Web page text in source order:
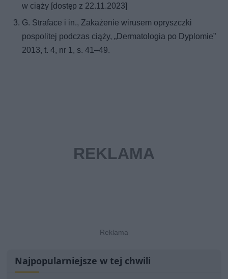
w ciąży [dostęp z 22.11.2023]
G. Straface i in., Zakażenie wirusem opryszczki
pospolitej podczas ciąży, „Dermatologia po Dyplomie”
2013, t. 4, nr 1, s. 41–49.
Najpopularniejsze w tej chwili